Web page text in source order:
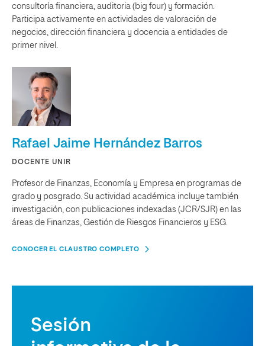
consultoría financiera, auditoria (big four) y formación.
Participa activamente en actividades de valoración de
negocios, dirección financiera y docencia a entidades de
primer nivel.
Rafael Jaime Hernández Barros
DOCENTE UNIR
Profesor de Finanzas, Economía y Empresa en programas de
grado y posgrado. Su actividad académica incluye también
investigación, con publicaciones indexadas (JCR/SJR) en las
áreas de Finanzas, Gestión de Riesgos Financieros y ESG.
CONOCER EL CLAUSTRO COMPLETO
Sesión